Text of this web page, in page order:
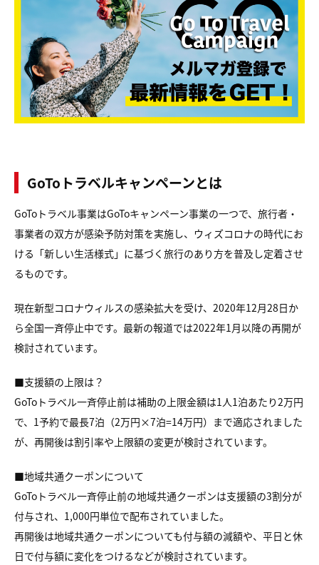
GoToトラベルキャンペーンとは
GoToトラベル事業はGoToキャンペーン事業の一つで、旅行者・
事業者の双方が感染予防対策を実施し、ウィズコロナの時代にお
ける「新しい生活様式」に基づく旅行のあり方を普及し定着させ
るものです。
現在新型コロナウィルスの感染拡大を受け、2020年12月28日か
ら全国一斉停止中です。最新の報道では2022年1月以降の再開が
検討されています。
■支援額の上限は？
GoToトラベル一斉停止前は補助の上限金額は1人1泊あたり2万円
で、1予約で最長7泊（2万円×7泊=14万円）まで適応されました
が、再開後は割引率や上限額の変更が検討されています。
■地域共通クーポンについて
GoToトラベル一斉停止前の地域共通クーポンは支援額の3割分が
付与され、1,000円単位で配布されていました。
再開後は地域共通クーポンについても付与額の減額や、平日と休
日で付与額に変化をつけるなどが検討されています。